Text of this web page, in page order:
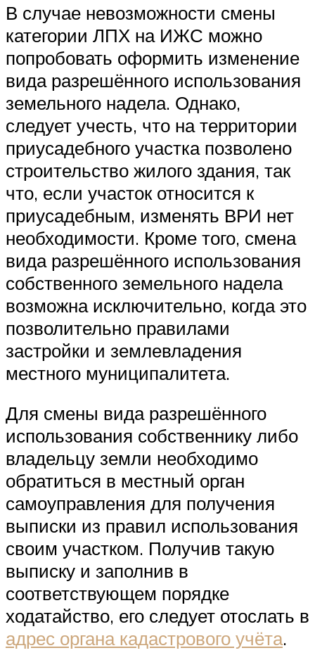
В случае невозможности смены
категории ЛПХ на ИЖС можно
попробовать оформить изменение
вида разрешённого использования
земельного надела. Однако,
следует учесть, что на территории
приусадебного участка позволено
строительство жилого здания, так
что, если участок относится к
приусадебным, изменять ВРИ нет
необходимости. Кроме того, смена
вида разрешённого использования
собственного земельного надела
возможна исключительно, когда это
позволительно правилами
застройки и землевладения
местного муниципалитета.
Для смены вида разрешённого
использования собственнику либо
владельцу земли необходимо
обратиться в местный орган
самоуправления для получения
выписки из правил использования
своим участком. Получив такую
выписку и заполнив в
соответствующем порядке
ходатайство, его следует отослать в
адрес органа кадастрового учёта.